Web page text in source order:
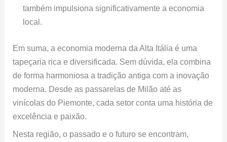
também impulsiona significativamente a economia
local.
Em suma, a economia moderna da Alta Itália é uma
tapeçaria rica e diversificada. Sem dúvida, ela combina
de forma harmoniosa a tradição antiga com a inovação
moderna. Desde as passarelas de Milão até as
vinícolas do Piemonte, cada setor conta uma história de
excelência e paixão.
Nesta região, o passado e o futuro se encontram,